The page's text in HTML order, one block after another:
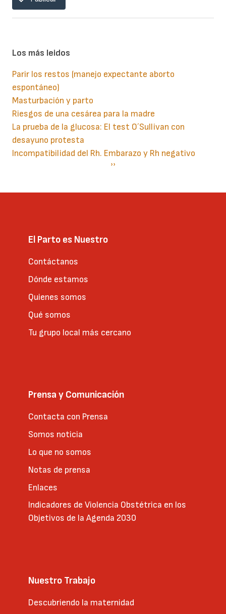
Los más leidos
Parir los restos (manejo expectante aborto
espontáneo)
Masturbación y parto
Riesgos de una cesárea para la madre
La prueba de la glucosa: El test O´Sullivan con
desayuno protesta
Incompatibilidad del Rh. Embarazo y Rh negativo
Siguiente
››
El Parto es Nuestro
Contáctanos
Dónde estamos
Quienes somos
Qué somos
Tu grupo local más cercano
Prensa y Comunicación
Contacta con Prensa
Somos noticia
Lo que no somos
Notas de prensa
Enlaces
Indicadores de Violencia Obstétrica en los
Objetivos de la Agenda 2030
Nuestro Trabajo
Descubriendo la maternidad